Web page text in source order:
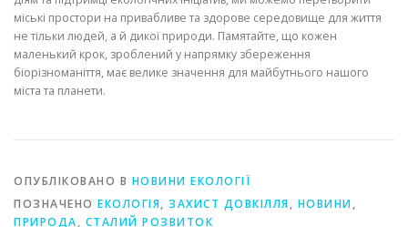
міські простори на привабливе та здорове середовище для життя
не тільки людей, а й дикої природи. Памятайте, що кожен
маленький крок, зроблений у напрямку збереження
біорізноманіття, має велике значення для майбутнього нашого
міста та планети.
ОПУБЛІКОВАНО В НОВИНИ ЕКОЛОГІЇ
ПОЗНАЧЕНО ЕКОЛОГІЯ, ЗАХИСТ ДОВКІЛЛЯ, НОВИНИ,
ПРИРОДА, СТАЛИЙ РОЗВИТОК